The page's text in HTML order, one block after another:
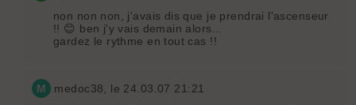
non non non, j'avais dis que je prendrai l'ascenseur
!! 😊 ben j'y vais demain alors...
gardez le rythme en tout cas !!
M medoc38 , le 24.03.07 21:21